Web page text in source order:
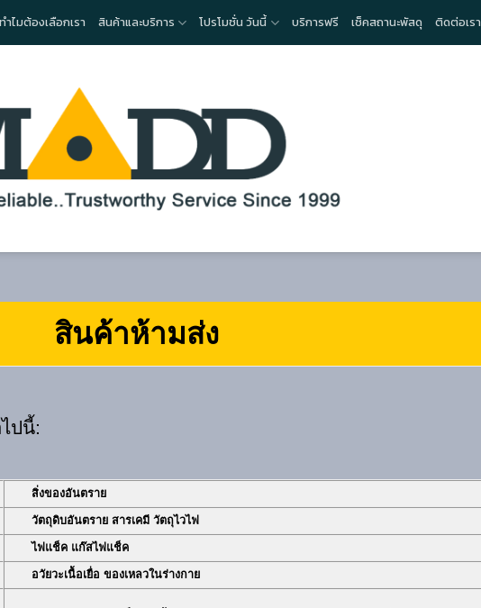
ทำไมต้องเลือกเรา สินค้าและบริการ โปรโมชั่น วันนี้ บริการฟรี เช็คสถานะพัสดุ ติดต่อเรา
สินค้าห้ามส่ง
ปนี้:
สิ่งของอันตราย
วัตถุดิบอันตราย สารเคมี วัตถุไวไฟ
ไฟแช็ค แก๊สไฟแช็ค
อวัยวะเนื้อเยื่อ ของเหลวในร่างกาย